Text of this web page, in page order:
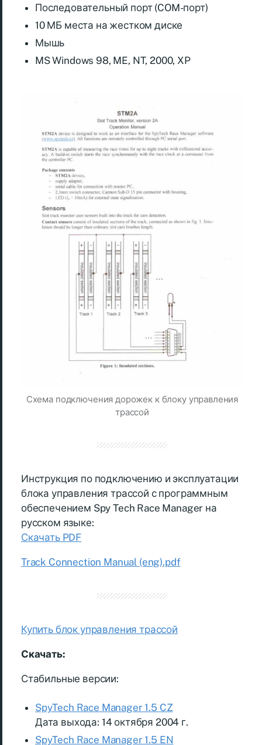
Последовательный порт (COM-порт)
10 МБ места на жестком диске
Мышь
MS Windows 98, ME, NT, 2000, XP
Схема подключения дорожек к блоку управления
трассой
Инструкция по подключению и эксплуатации
блока управления трассой с программным
обеспечением Spy Tech Race Manager на
русском языке:
Скачать PDF
Track Connection Manual (eng).pdf
Купить блок управления трассой
Скачать:
Стабильные версии:
SpyTech Race Manager 1.5 CZ
Дата выхода: 14 октября 2004 г.
SpyTech Race Manager 1.5 EN